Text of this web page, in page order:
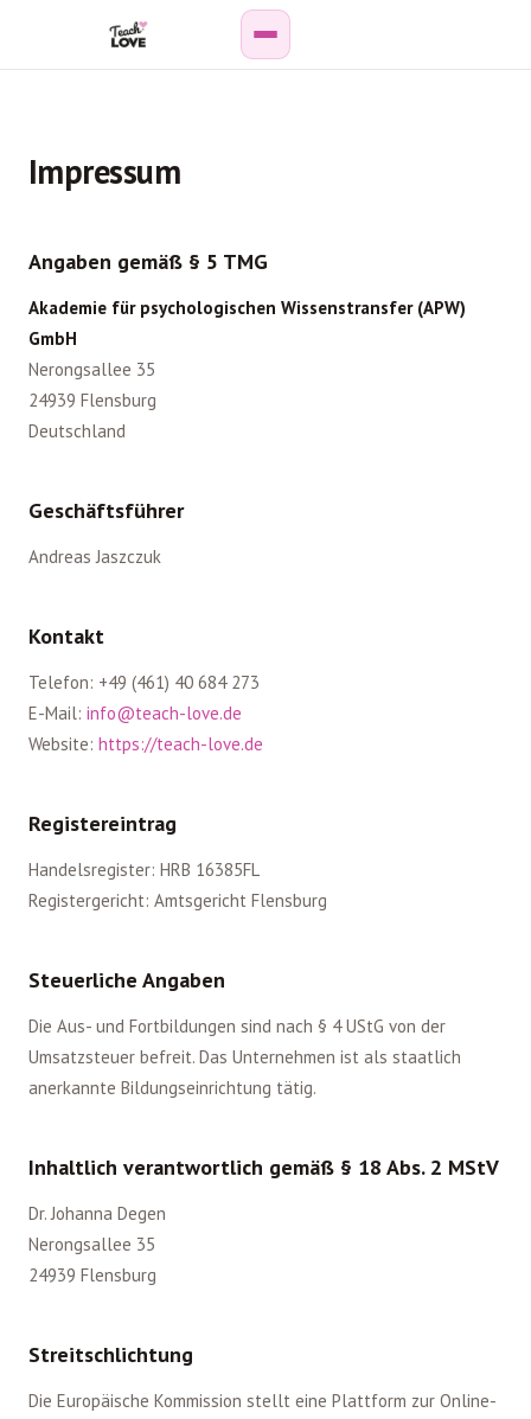
Paar-
Online-
Kurse
Podcast
Personen
Kurse
Login
Impressum
Angaben gemäß § 5 TMG
Akademie für psychologischen Wissenstransfer (APW)
GmbH
Nerongsallee 35
24939 Flensburg
Deutschland
Geschäftsführer
Andreas Jaszczuk
Kontakt
Telefon: +49 (461) 40 684 273
E-Mail: info@teach-love.de
Website: https://teach-love.de
Registereintrag
Handelsregister: HRB 16385FL
Registergericht: Amtsgericht Flensburg
Steuerliche Angaben
Die Aus- und Fortbildungen sind nach § 4 UStG von der
Umsatzsteuer befreit. Das Unternehmen ist als staatlich
anerkannte Bildungseinrichtung tätig.
Inhaltlich verantwortlich gemäß § 18 Abs. 2 MStV
Dr. Johanna Degen
Nerongsallee 35
24939 Flensburg
Streitschlichtung
Die Europäische Kommission stellt eine Plattform zur Online-